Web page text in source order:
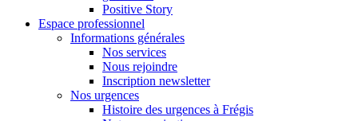
Positive Story
Espace professionnel
Informations générales
Nos services
Nous rejoindre
Inscription newsletter
Nos urgences
Histoire des urgences à Frégis